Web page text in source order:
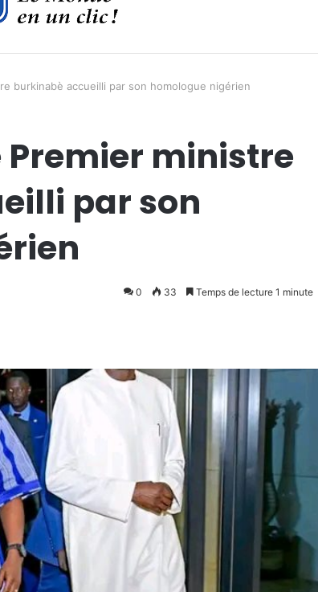
burkinabè accueilli par son homologue nigérien
Premier ministre
par son
0 33 Temps de lecture 1 minute